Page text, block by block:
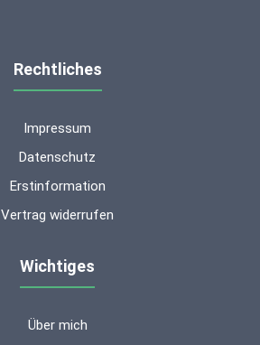
Rechtliches
Impressum
Datenschutz
Erstinformation
Vertrag widerrufen
Wichtiges
Über mich